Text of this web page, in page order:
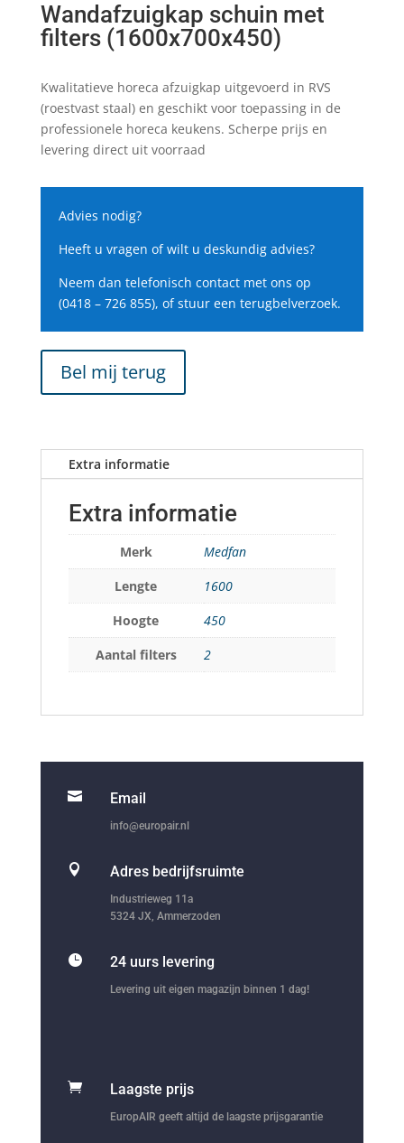
Wandafzuigkap schuin met
filters (1600x700x450)
Kwalitatieve horeca afzuigkap uitgevoerd in RVS
(roestvast staal) en geschikt voor toepassing in de
professionele horeca keukens. Scherpe prijs en
levering direct uit voorraad
Advies nodig?
Heeft u vragen of wilt u deskundig advies?
Neem dan telefonisch contact met ons op
(0418 – 726 855), of stuur een terugbelverzoek.
Bel mij terug
Extra informatie
Extra informatie
Merk
Medfan
Lengte
1600
Hoogte
450
Aantal filters
2
 Email
info@europair.nl
 Adres bedrijfsruimte
Industrieweg 11a
5324 JX, Ammerzoden
 24 uurs levering
Levering uit eigen magazijn binnen 1 dag!
 Laagste prijs
EuropAIR geeft altijd de laagste prijsgarantie